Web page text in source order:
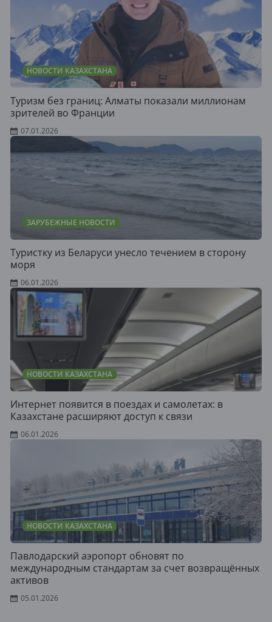
НОВОСТИ КАЗАХСТАНА
Туризм без границ: Алматы показали миллионам
зрителей во Франции
07.01.2026
ЗАРУБЕЖНЫЕ НОВОСТИ
Туристку из Беларуси унесло течением в сторону
моря
06.01.2026
НОВОСТИ КАЗАХСТАНА
Интернет появится в поездах и самолетах: в
Казахстане расширяют доступ к связи
06.01.2026
НОВОСТИ КАЗАХСТАНА
Павлодарский аэропорт обновят по
международным стандартам за счет возвращённых
активов
05.01.2026